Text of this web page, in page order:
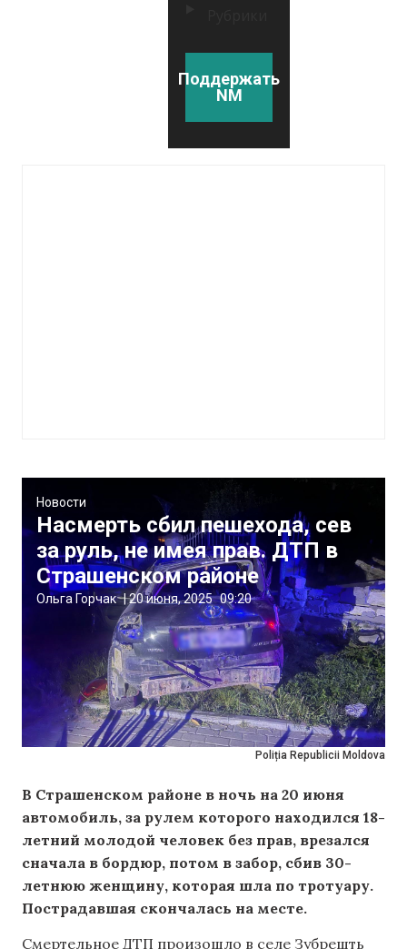
Поддержать
NM
Poliția Republicii Moldova
Новости
Насмерть сбил пешехода, сев
за руль, не имея прав. ДТП в
Страшенском районе
Ольга Горчак |20 июня, 2025 09:20
В Страшенском районе в ночь на 20 июня
автомобиль, за рулем которого находился 18-
летний молодой человек без прав, врезался
сначала в бордюр, потом в забор, сбив 30-
летнюю женщину, которая шла по тротуару.
Пострадавшая скончалась на месте.
Смертельное ДТП произошло в селе Зубрешть